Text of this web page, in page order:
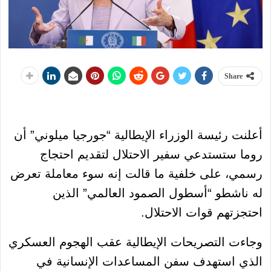
Share
أعلنت رئيسة الوزراء الإيطالية “جورجيا ميلوني” أن
روما ستستدعي سفير الاحتلال لتقديم احتجاج
رسمي، على خلفية ما قالت إنه سوء معاملة تعرض
له ناشطو “أسطول الصمود العالمي” الذين
احتجزتهم قوات الاحتلال.
وجاءت التصريحات الإيطالية عقب الهجوم العسكري
الذي استهدف سفن المساعدات الإنسانية في